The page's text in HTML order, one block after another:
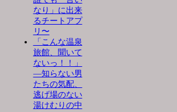
なり」に出来
るチートアプ
リ〜
「こんな温泉
旅館、聞いて
ないっ！！」
―知らない男
たちの気配、
逃げ場のない
湯けむりの中